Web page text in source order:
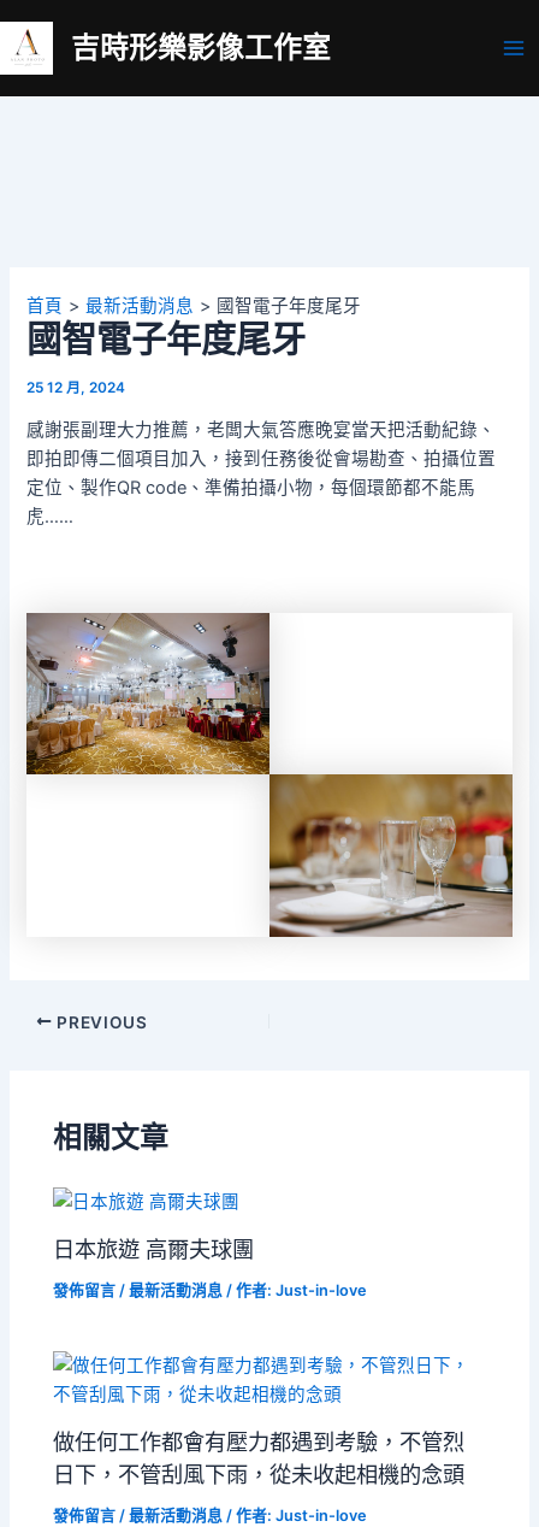
主
要
吉時形樂影像工作室
首頁 最新活動消息 國智電子年度尾牙
國智電子年度尾牙
25 12 月, 2024
感謝張副理大力推薦，老闆大氣答應晚宴當天把活動紀錄、
即拍即傳二個項目加入，接到任務後從會場勘查、拍攝位置
定位、製作QR code、準備拍攝小物，每個環節都不能馬
虎……
Post
PREVIOUS
相關文章
日本旅遊 高爾夫球團
發佈留言 /最新活動消息 / 作者:Just-in-love
做任何工作都會有壓力都遇到考驗，不管烈
日下，不管刮風下雨，從未收起相機的念頭
發佈留言 /最新活動消息 / 作者:Just-in-love